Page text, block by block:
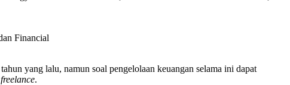
Financial
yang lalu, namun soal pengelolaan keuangan selama ini dapat
freelance.